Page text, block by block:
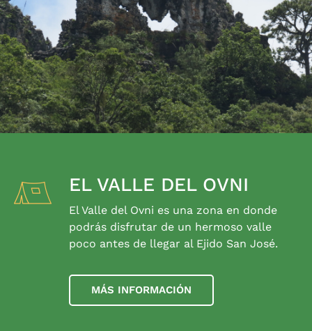
EL VALLE DEL OVNI
El Valle del Ovni es una zona en donde
podrás disfrutar de un hermoso valle
poco antes de llegar al Ejido San José.
MÁS INFORMACIÓN